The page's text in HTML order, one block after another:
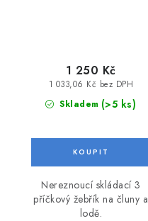
Skladem (>5 ks)
1 033,06 Kč bez DPH
1 250 Kč
Nereznoucí skládací 3
příčkový žebřík na čluny a
lodě.